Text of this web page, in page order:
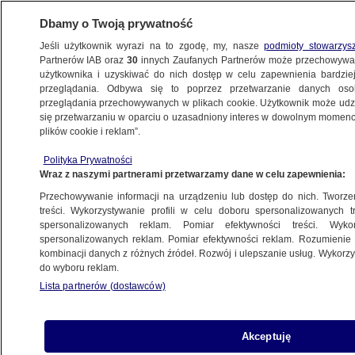
WARSZAWA
ŚRÓDMIEŚCIE
Warszawy. Sportowa rywalizacja
i komunikacyjne utrudnienia
Oprac.Klaudia Kamieniarz
5.06.2026, 14:29
Posłuchaj artykułu
Dbamy o Twoją prywatność
Jeśli użytkownik wyrazi na to zgodę, my, naszepodmioty
Partnerów IAB oraz30 innych Zaufanych Partnerów może
użytkownika i uzyskiwać do nich dostęp w celu zapewnienia
przeglądania. Odbywa się to poprzez przetwarzanie danych
przeglądania przechowywanych w plikach cookie. Użytkownik może
się przetwarzaniu w oparciu o uzasadniony interes w dowolnym
plików cookie i reklam”.
Polityka Prywatności
Wraz z naszymi partnerami przetwarzamy dane w celu zapewnienia:
Przechowywanie informacji na urządzeniu lub dostęp do nich.
treści. Wykorzystywanie profili w celu doboru spersonalizowanych
spersonalizowanych reklam. Pomiar efektywności treści.
spersonalizowanych reklam. Pomiar efektywności reklam.
kombinacji danych z różnych źródeł. Rozwój i ulepszanie usług.
do wyboru reklam.
Lista partnerów (dostawców)
Akceptuję